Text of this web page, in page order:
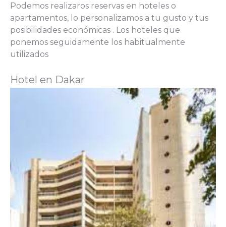
Podemos realizaros reservas en hoteles o
apartamentos, lo personalizamos a tu gusto y tus
posibilidades económicas . Los hoteles que
ponemos seguidamente los habitualmente
utilizados
Hotel en Dakar